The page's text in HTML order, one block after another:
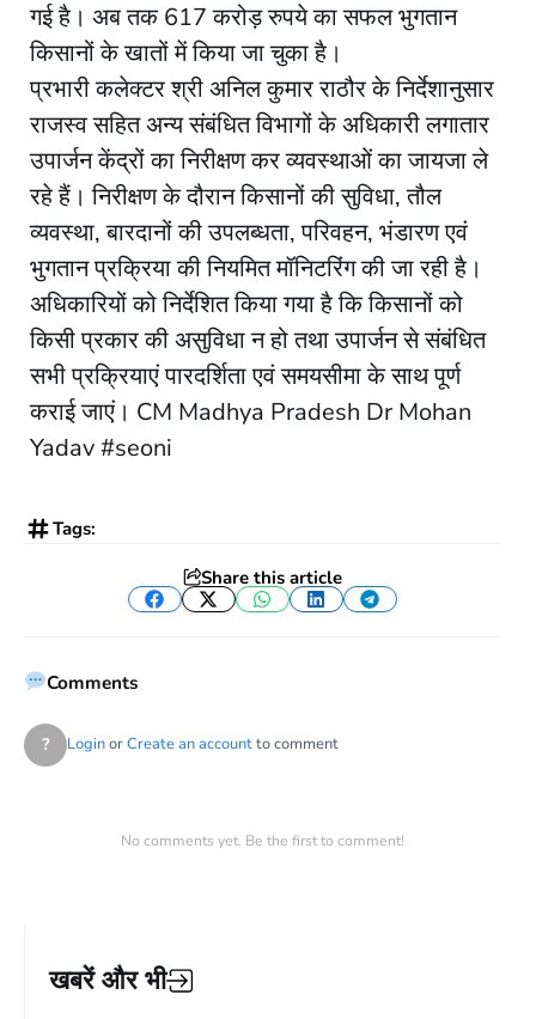
गई है। अब तक 617 करोड़ रुपये का सफल भुगतान
किसानों के खातों में किया जा चुका है।
प्रभारी कलेक्टर श्री अनिल कुमार राठौर के निर्देशानुसार
राजस्व सहित अन्य संबंधित विभागों के अधिकारी लगातार
उपार्जन केंद्रों का निरीक्षण कर व्यवस्थाओं का जायजा ले
रहे हैं। निरीक्षण के दौरान किसानों की सुविधा, तौल
व्यवस्था, बारदानों की उपलब्धता, परिवहन, भंडारण एवं
भुगतान प्रक्रिया की नियमित मॉनिटरिंग की जा रही है।
अधिकारियों को निर्देशित किया गया है कि किसानों को
किसी प्रकार की असुविधा न हो तथा उपार्जन से संबंधित
सभी प्रक्रियाएं पारदर्शिता एवं समयसीमा के साथ पूर्ण
कराई जाएं। CM Madhya Pradesh Dr Mohan
Yadav #seoni
Tags:
Share this article
Facebook
TwitterWhatsApp
LinkedInTelegram
Comments
? LoginorCreate an accountto comment
No comments yet. Be the first to comment!
खबरें और भी